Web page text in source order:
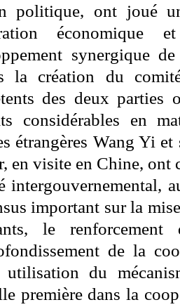
politique, ont joué
synergique
la création du
des deux parties
considérables en
étrangères Wang Yi
en visite en Chine, ont
intergouvernemental,
important sur la
le
de la
utilisation du
première dans la